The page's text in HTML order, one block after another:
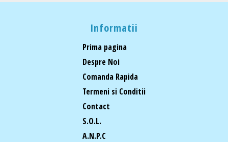
Informatii
Prima pagina
Despre Noi
Comanda Rapida
Termeni si Conditii
Contact
S.O.L.
A.N.P.C